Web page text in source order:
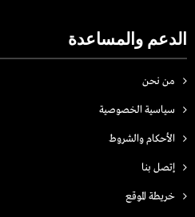
الدعم والمساعدة
من نحن
سياسية الخصوصية
الأحكام والشروط
إتصل بنا
خريطة الموقع